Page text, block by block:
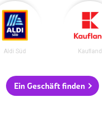
Aldi Süd Kaufland
Ein Geschäft finden